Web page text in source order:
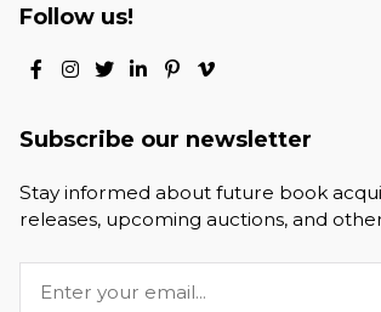
Follow us!
Subscribe our newsletter
Stay informed about future book
releases, upcoming auctions, and